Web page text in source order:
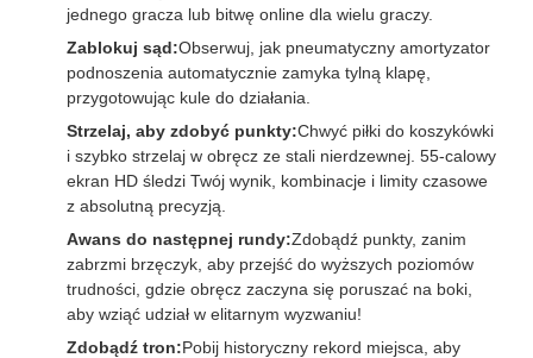
jednego gracza lub bitwę online dla wielu graczy.
Zablokuj sąd:Obserwuj, jak pneumatyczny amortyzator
podnoszenia automatycznie zamyka tylną klapę,
przygotowując kule do działania.
Strzelaj, aby zdobyć punkty:Chwyć piłki do koszykówki
i szybko strzelaj w obręcz ze stali nierdzewnej. 55-calowy
ekran HD śledzi Twój wynik, kombinacje i limity czasowe
z absolutną precyzją.
Awans do następnej rundy:Zdobądź punkty, zanim
zabrzmi brzęczyk, aby przejść do wyższych poziomów
trudności, gdzie obręcz zaczyna się poruszać na boki,
aby wziąć udział w elitarnym wyzwaniu!
Zdobądź tron:Pobij historyczny rekord miejsca, aby